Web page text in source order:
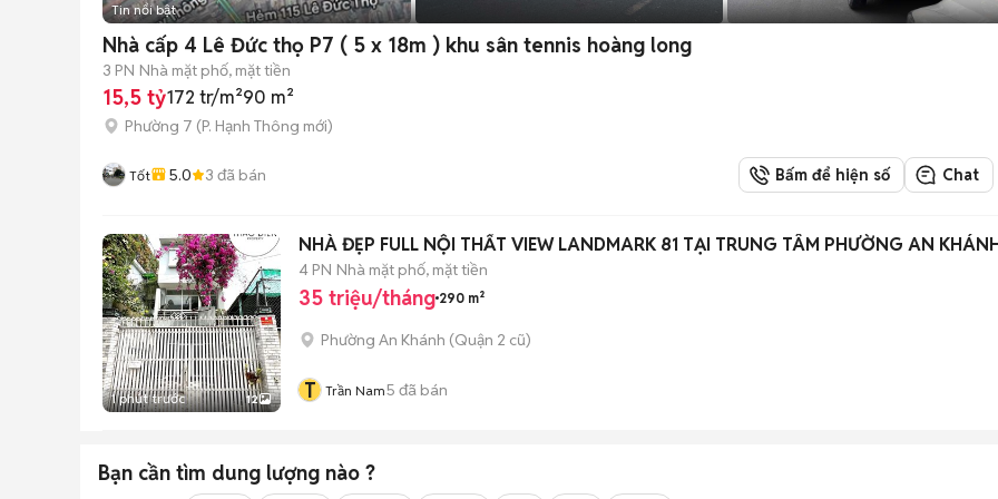
Tin nổi bật
Nhà cấp 4 Lê Đức thọ P7 ( 5 x 18m ) khu sân tennis hoàng long
3 PN Nhà mặt phố, mặt tiền
15,5 tỷ172 tr/m²90 m²
Phường 7 (P. Hạnh Thông mới)
Tốt 5.0 3 đã bán Bấm để hiện số Chat
1 phút trước 12
NHÀ ĐẸP FULL NỘI THẤT VIEW LANDMARK 81 TẠI TRUNG TÂM PHƯỜNG AN
4 PN Nhà mặt phố, mặt tiền
35 triệu/tháng 290 m²
Phường An Khánh (Quận 2 cũ)
T Trần Nam5 đã bán
Bạn cần tìm dung lượng nào ?